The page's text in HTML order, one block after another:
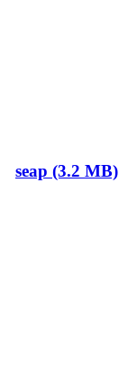
seap (3.2 MB)